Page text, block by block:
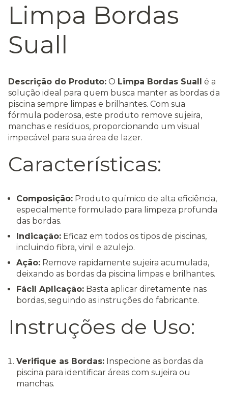
Limpa Bordas
Suall
Descrição do Produto: O Limpa Bordas Suall é a
solução ideal para quem busca manter as bordas da
piscina sempre limpas e brilhantes. Com sua
fórmula poderosa, este produto remove sujeira,
manchas e resíduos, proporcionando um visual
impecável para sua área de lazer.
Características:
Composição: Produto químico de alta eficiência,
especialmente formulado para limpeza profunda
das bordas.
Indicação: Eficaz em todos os tipos de piscinas,
incluindo fibra, vinil e azulejo.
Ação: Remove rapidamente sujeira acumulada,
deixando as bordas da piscina limpas e brilhantes.
Fácil Aplicação: Basta aplicar diretamente nas
bordas, seguindo as instruções do fabricante.
Instruções de Uso:
Verifique as Bordas: Inspecione as bordas da
piscina para identificar áreas com sujeira ou
manchas.